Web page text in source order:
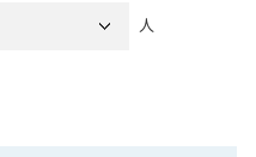
人